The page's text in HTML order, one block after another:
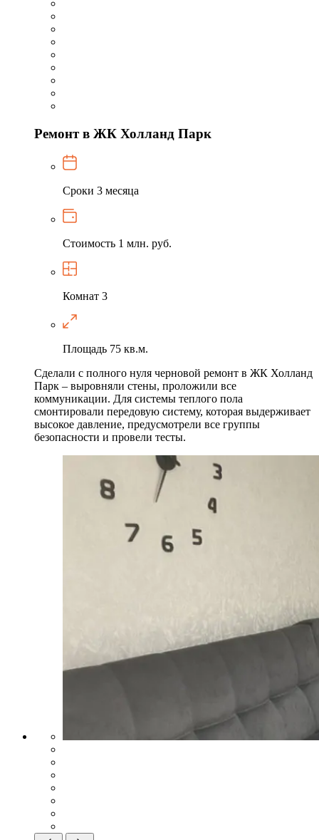
Ремонт в ЖК Холланд Парк
Сроки 3 месяца
Стоимость 1 млн. руб.
Комнат 3
Площадь 75 кв.м.
Сделали с полного нуля черновой ремонт в ЖК Холланд
Парк – выровняли стены, проложили все
коммуникации. Для системы теплого пола
смонтировали передовую систему, которая выдерживает
высокое давление, предусмотрели все группы
безопасности и провели тесты.